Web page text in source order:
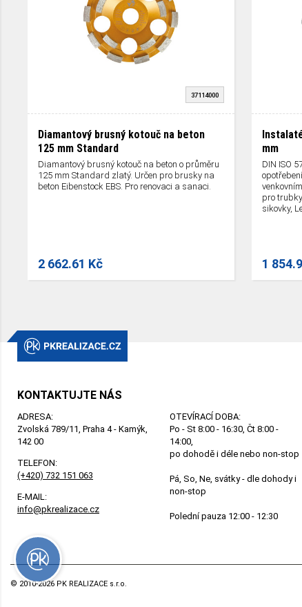
37114000
Diamantový brusný kotouč na beton
125 mm Standard
Diamantový brusný kotouč na beton o průměru
125 mm Standard zlatý. Určen pro brusky na
beton Eibenstock EBS. Pro renovaci a sanaci.
2 662.61 Kč
mm
DIN ISO
pro
sikovky,
1
KONTAKTUJTE NÁS
ADRESA:
Zvolská 789/11, Praha 4 - Kamýk,
142 00
TELEFON:
(+420) 732 151 063
E-MAIL:
info@pkrealizace.cz
OTEVÍRACÍ DOBA:
Po - St 8:00 - 16:30, Čt 8:00 -
14:00,
po dohodě i déle nebo non-stop
Pá, So, Ne, svátky - dle dohody i
non-stop
Polední pauza 12:00 - 12:30
© 2010-2026 PK REALIZACE s.r.o.